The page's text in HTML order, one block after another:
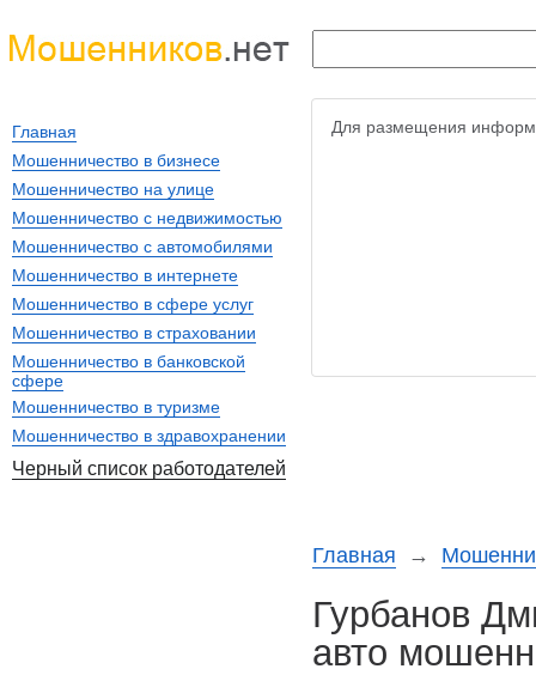
Для размещения
Главная →
Гурбанов
авто
Главная
Мошенничество в бизнесе
Мошенничество на улице
Мошенничество с недвижимостью
Мошенничество с автомобилями
Мошенничество в интернете
Мошенничество в сфере услуг
Мошенничество в страховании
Мошенничество в банковской
сфере
Мошенничество в туризме
Мошенничество в здравохранении
Черный список работодателей